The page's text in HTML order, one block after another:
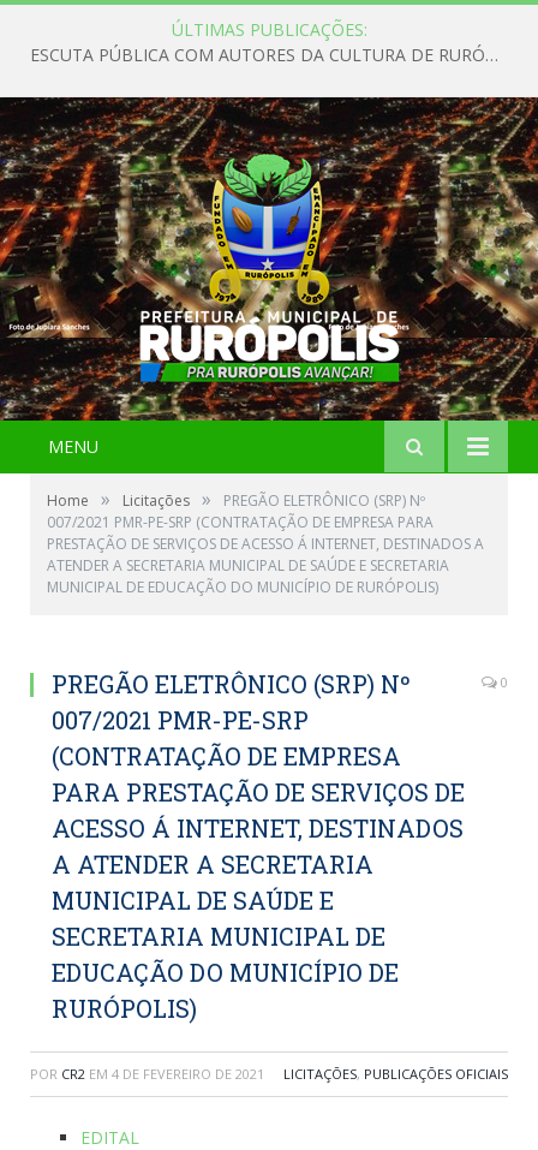
ÚLTIMAS PUBLICAÇÕES:
ESCUTA PÚBLICA COM AUTORES DA CULTURA DE RURÓPOLIS
MENU
Home » Licitações »
PREGÃO ELETRÔNICO (SRP) Nº
007/2021 PMR-PE-SRP (CONTRATAÇÃO DE EMPRESA PARA
PRESTAÇÃO DE SERVIÇOS DE ACESSO Á INTERNET, DESTINADOS A
ATENDER A SECRETARIA MUNICIPAL DE SAÚDE E SECRETARIA
MUNICIPAL DE EDUCAÇÃO DO MUNICÍPIO DE RURÓPOLIS)
PREGÃO ELETRÔNICO (SRP) Nº
007/2021 PMR-PE-SRP
(CONTRATAÇÃO DE EMPRESA
PARA PRESTAÇÃO DE SERVIÇOS DE
ACESSO Á INTERNET, DESTINADOS
A ATENDER A SECRETARIA
MUNICIPAL DE SAÚDE E
SECRETARIA MUNICIPAL DE
EDUCAÇÃO DO MUNICÍPIO DE
RURÓPOLIS)
0
POR CR2 EM 4 DE FEVEREIRO DE 2021 LICITAÇÕES, PUBLICAÇÕES OFICIAIS
EDITAL